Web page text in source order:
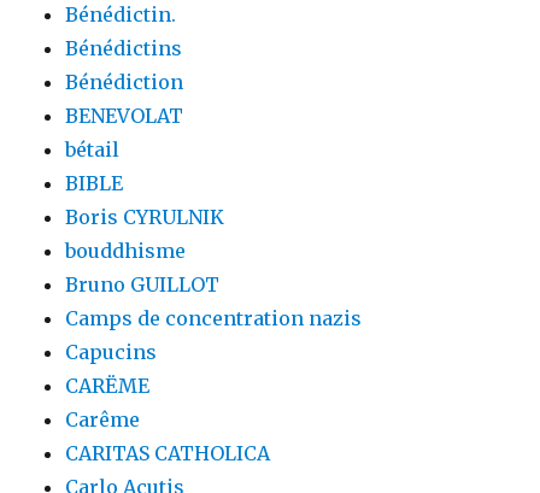
Bénédictin.
Bénédictins
Bénédiction
BENEVOLAT
bétail
BIBLE
Boris CYRULNIK
bouddhisme
Bruno GUILLOT
Camps de concentration nazis
Capucins
CARËME
Carême
CARITAS CATHOLICA
Carlo Acutis